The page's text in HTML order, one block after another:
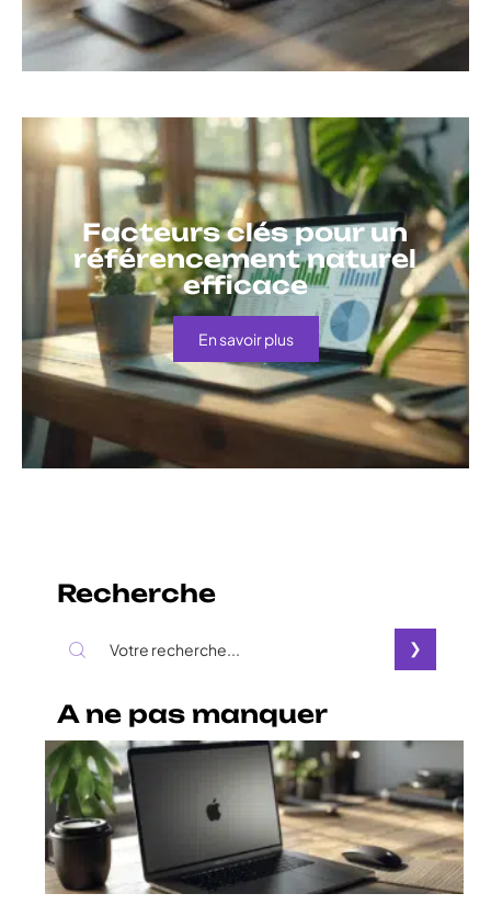
Facteurs clés pour un
référencement naturel
efficace
En savoir plus
Recherche
A ne pas manquer